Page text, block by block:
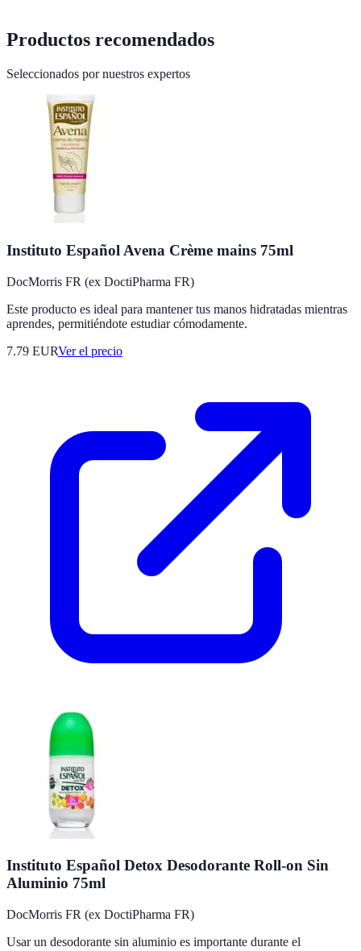
Productos recomendados
Seleccionados por nuestros expertos
Instituto Español Avena Crème mains 75ml
DocMorris FR (ex DoctiPharma FR)
Este producto es ideal para mantener tus manos hidratadas mientras
aprendes, permitiéndote estudiar cómodamente.
7.79 EURVer el precio
Instituto Español Detox Desodorante Roll-on Sin
Aluminio 75ml
DocMorris FR (ex DoctiPharma FR)
Usar un desodorante sin aluminio es importante durante el